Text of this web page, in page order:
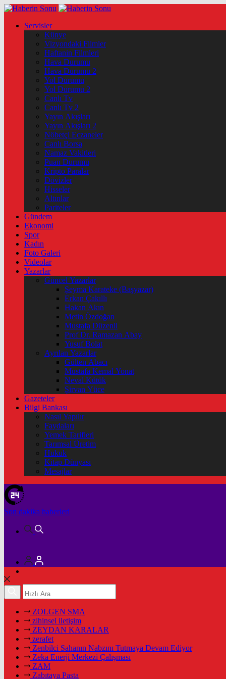
Servisler
Künye
Vizyondaki Filmler
Haftanin Filmleri
Hava Durumu
Hava Durumu 2
Yol Durumu
Yol Durumu 2
Canlı Tv
Canlı Tv 2
Yayın Akışları
Yayın Akışları 2
Nöbetçi Eczaneler
Canlı Borsa
Namaz Vakitleri
Puan Durumu
Kripto Paralar
Dövizler
Hisseler
Altınlar
Pariteler
Gündem
Ekonomi
Spor
Kadın
Foto Galeri
Videolar
Yazarlar
Güncel Yazarlar
Şeyma Karateke (Başyazar)
Erkan Çakıllı
Hakan Akın
Metin Özdoğan
Mustafa Düzenli
Prof Dr. Ramazan Abay
Yusuf Bolat
Ayrılan Yazarlar
Gülten Abacı
Mustafa Kemal Yonat
Neval Kütük
Şirvan Yüce
Gazeteler
Bilgi Bankası
Nasıl Yapılır
Faydaları
Yemek Tarifleri
Tarımsal Üretim
Hukuk
Kitap Dünyası
Mesajlar
Son dakika haberleri
ZOLGEN SMA
zihinsel iletişim
ZEYDAN KARALAR
zerafet
Zenbilci Sahanın Nabzını Tutmaya Devam Ediyor
Zeka Enerji Merkezi Çalışması
ZAM
Zabıtaya Pasta